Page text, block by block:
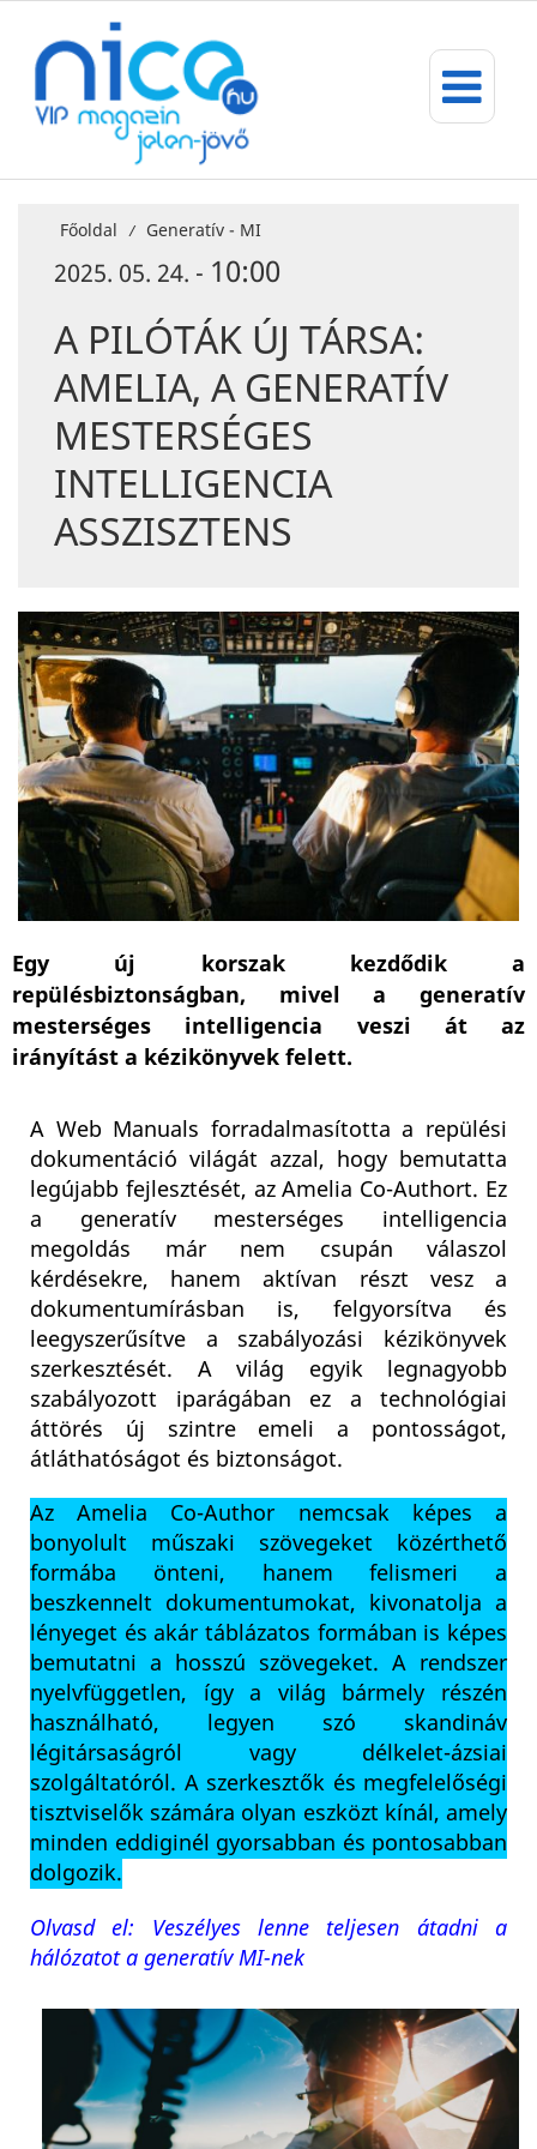
Főoldal / Generatív - MI
2025. 05. 24. - 10:00
A PILÓTÁK ÚJ TÁRSA:
AMELIA, A GENERATÍV
MESTERSÉGES
INTELLIGENCIA
ASSZISZTENS
Egy új korszak kezdődik a
repülésbiztonságban, mivel a generatív
mesterséges intelligencia veszi át az
irányítást a kézikönyvek felett.
A Web Manuals forradalmasította a repülési
dokumentáció világát azzal, hogy bemutatta
legújabb fejlesztését, az Amelia Co-Authort. Ez
a generatív mesterséges intelligencia
megoldás már nem csupán válaszol
kérdésekre, hanem aktívan részt vesz a
dokumentumírásban is, felgyorsítva és
leegyszerűsítve a szabályozási kézikönyvek
szerkesztését. A világ egyik legnagyobb
szabályozott iparágában ez a technológiai
áttörés új szintre emeli a pontosságot,
átláthatóságot és biztonságot.
Az Amelia Co-Author nemcsak képes a
bonyolult műszaki szövegeket közérthető
formába önteni, hanem felismeri a
beszkennelt dokumentumokat, kivonatolja a
lényeget és akár táblázatos formában is képes
bemutatni a hosszú szövegeket. A rendszer
nyelvfüggetlen, így a világ bármely részén
használható, legyen szó skandináv
légitársaságról vagy délkelet-ázsiai
szolgáltatóról. A szerkesztők és megfelelőségi
tisztviselők számára olyan eszközt kínál, amely
minden eddiginél gyorsabban és pontosabban
dolgozik.
Olvasd el: Veszélyes lenne teljesen átadni a
hálózatot a generatív MI-nek